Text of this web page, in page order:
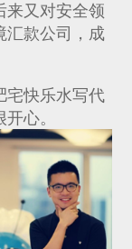
来又对安全领
汇款公司，成
快乐水写代
心。